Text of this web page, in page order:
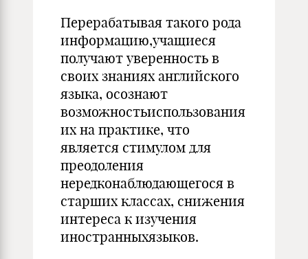
Перерабатывая такого рода
информацию,учащиеся
получают уверенность в
своих знаниях английского
языка, осознают
возможностьиспользования
их на практике, что
является стимулом для
преодоления
нередконаблюдающегося в
старших классах, снижения
интереса к изучения
иностранныхязыков.